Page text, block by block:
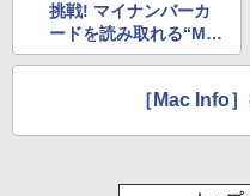
￥594
コミッ
挑戦! マイナンバーカ
ードを読み取れる“M1
対応”ICカード・リー
［Mac Info